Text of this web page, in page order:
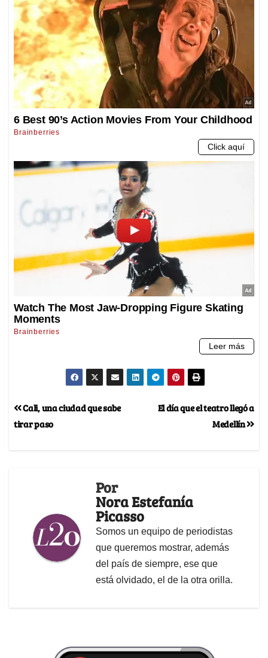
El día que el teatro llegó a
Medellín
Cali, una ciudad que sabe
tirar paso
Por
Nora Estefanía
Picasso
Somos un equipo de periodistas
que queremos mostrar, además
del país de siempre, ese que
está olvidado, el de la otra orilla.